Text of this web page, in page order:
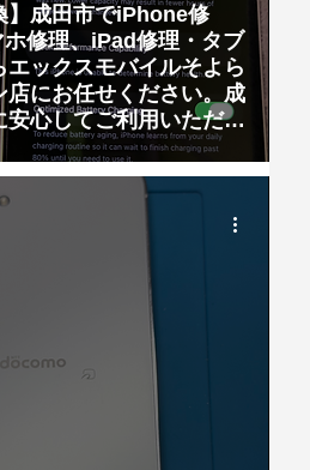
】成田市でiPhone修
修理、iPad修理・タブ
エックスモバイルそよら
店にお任せください。成
安心してご利用いただけ
ータイ屋」です。